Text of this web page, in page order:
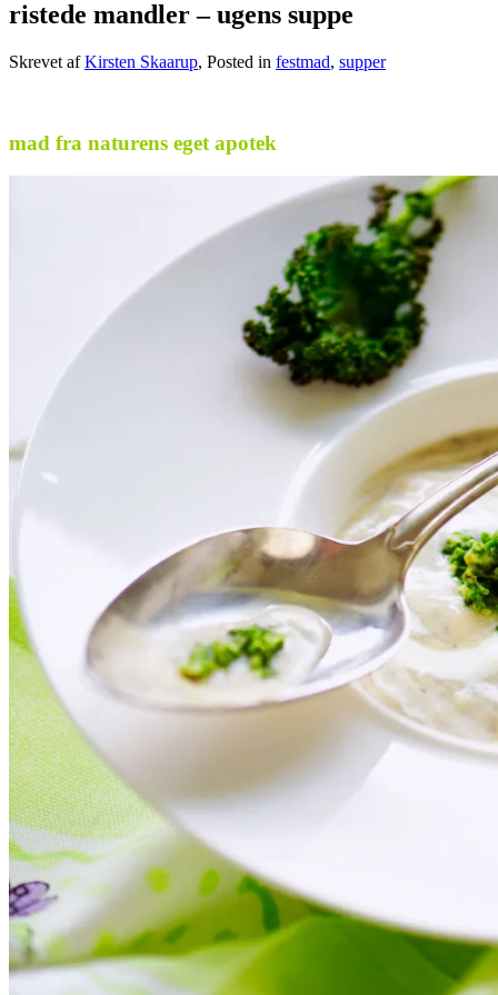
ristede mandler – ugens suppe
Skrevet afKirsten Skaarup, Posted in festmad, supper
mad fra naturens eget apotek